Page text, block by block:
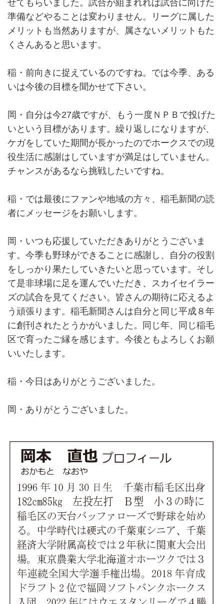
せてもらいました。試合が組まれれば試合に向けた
準備などやることは変わりません。リーグに属した
メリットも当然ありますが、属さないメリットもた
くさんあると思います。
稲・前向きに捉えているのですね。では今季、ある
いは今後の目標を聞かせて下さい。
岡・自分は今27歳ですが、もう一度ＮＰＢで投げた
いという目標があります。繰り返しになりますが、
ケガをしていた期間が長かったのでホークスでの現
役生活に感謝はしていますが満足はしていません。
チャンスがあるなら挑戦したいですね。
稲・では最後にファンや地域の方々、稲毛新聞の読
者にメッセージをお願いします。
岡・いつも応援していただきありがとうございま
す。今季も野球ができることに感謝し、自分の役割
をしっかり果たしていきたいと思っています。そし
て是非球場に足を運んでいただき、スカイセイラー
ズの試合を見てください。皆さんの期待に応えるよ
う頑張ります。稲毛新聞さんは自分と同じ平成８年
に創刊されたとうかがいました。同じ年、同じ稲毛
区で育ったご縁を感じます。今後ともよろしくお願
いいたします。
稲・今日はありがとうございました。
岡・ありがとうございました。